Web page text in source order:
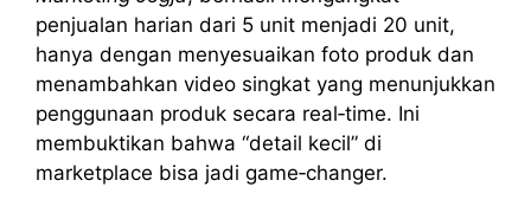
penjualan harian dari 5 unit menjadi 20 unit,
hanya dengan menyesuaikan foto produk dan
menambahkan video singkat yang menunjukkan
penggunaan produk secara real‑time. Ini
membuktikan bahwa “detail kecil” di
marketplace bisa jadi game‑changer.